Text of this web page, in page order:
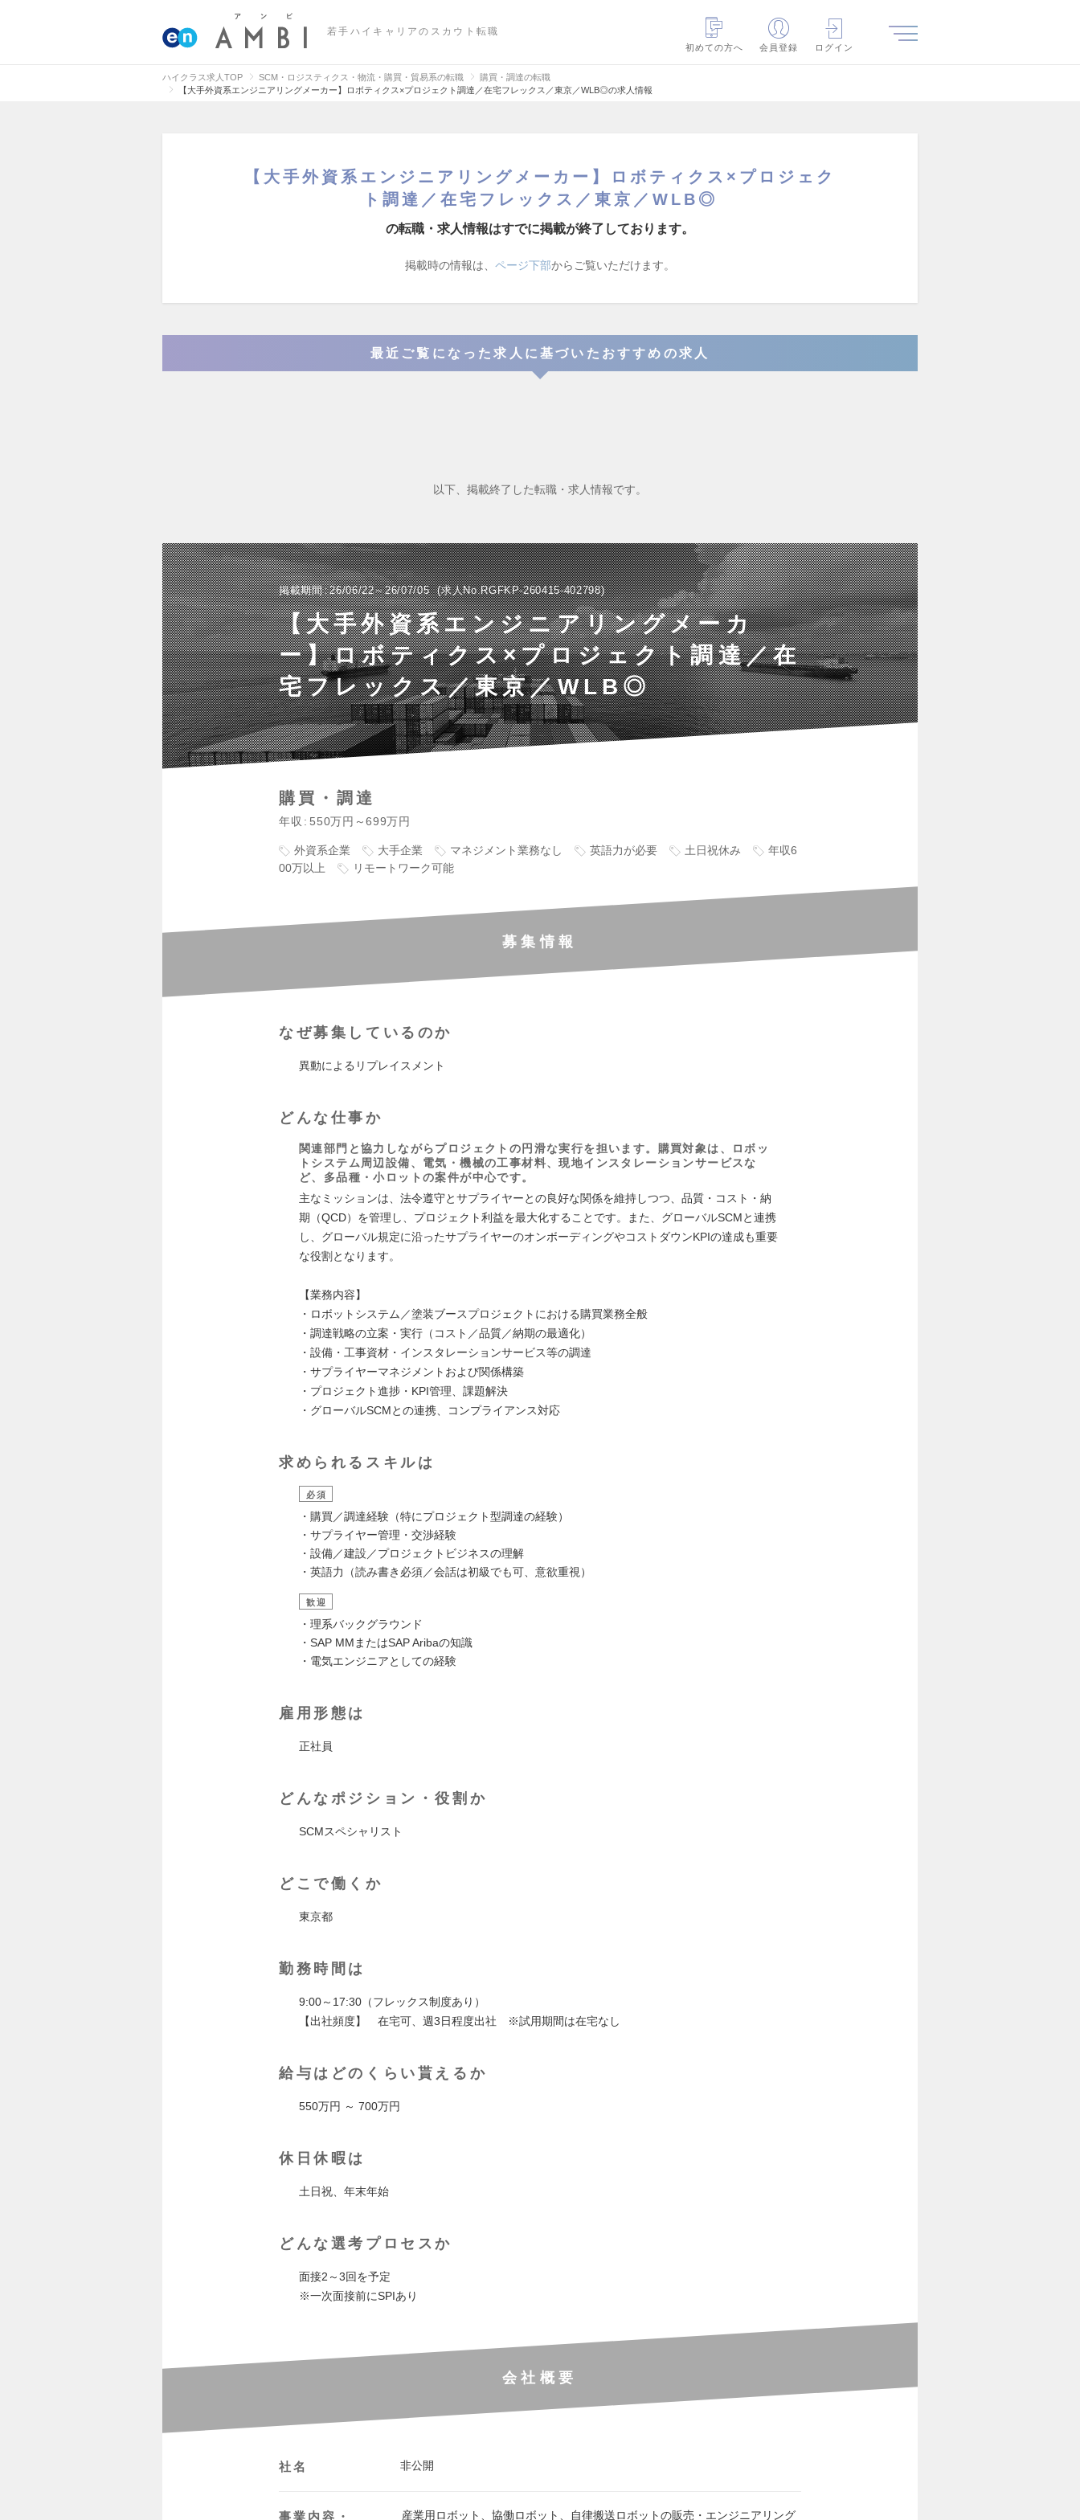
若手ハイキャリアのスカウト転職
初めての方へ
会員登録 ログイン
ハイクラス求人TOP SCM・ロジスティクス・物流・購買・貿易系の転職
購買・調達の転職
【大手外資系エンジニアリングメーカー】ロボティクス×プロジェクト調達／在宅フレックス／東京／WLB◎の求人情報
【大手外資系エンジニアリングメーカー】ロボティクス×プロジェク
ト調達／在宅フレックス／東京／WLB◎
の転職・求人情報はすでに掲載が終了しております。
掲載時の情報は、 ページ下部からご覧いただけます。
最近ご覧になった求人に基づいたおすすめの求人
以下、掲載終了した転職・求人情報です。
掲載期間 26/06/22～26/07/05 求人No.RGFKP-260415-402798
【大手外資系エンジニアリングメーカ
ー】ロボティクス×プロジェクト調達／在
宅フレックス／東京／WLB◎
購買・調達
年収 550万円～699万円
外資系企業 大手企業 マネジメント業務なし 英語力が必要 土日祝休み
年収6
00万以上
リモートワーク可能
募集情報
なぜ募集しているのか
異動によるリプレイスメント
どんな仕事か
関連部門と協力しながらプロジェクトの円滑な実行を担います。購買対象は、ロボッ
トシステム周辺設備、電気・機械の工事材料、現地インスタレーションサービスな
ど、多品種・小ロットの案件が中心です。
主なミッションは、法令遵守とサプライヤーとの良好な関係を維持しつつ、品質・コスト・納
期（QCD）を管理し、プロジェクト利益を最大化することです。また、グローバルSCMと連携
し、グローバル規定に沿ったサプライヤーのオンボーディングやコストダウンKPIの達成も重要
な役割となります。
【業務内容】
・ロボットシステム／塗装ブースプロジェクトにおける購買業務全般
・調達戦略の立案・実行（コスト／品質／納期の最適化）
・設備・工事資材・インスタレーションサービス等の調達
・サプライヤーマネジメントおよび関係構築
・プロジェクト進捗・KPI管理、課題解決
・グローバルSCMとの連携、コンプライアンス対応
求められるスキルは
必須
・購買／調達経験（特にプロジェクト型調達の経験）
・サプライヤー管理・交渉経験
・設備／建設／プロジェクトビジネスの理解
・英語力（読み書き必須／会話は初級でも可、意欲重視）
歓迎
・理系バックグラウンド
・SAP MMまたはSAP Aribaの知識
・電気エンジニアとしての経験
雇用形態は
正社員
どんなポジション・役割か
SCMスペシャリスト
どこで働くか
東京都
勤務時間は
9:00～17:30（フレックス制度あり）
【出社頻度】 在宅可、週3⽇程度出社 ※試⽤期間は在宅なし
給与はどのくらい貰えるか
550万円 ～ 700万円
休日休暇は
土日祝、年末年始
どんな選考プロセスか
面接2～3回を予定
※一次面接前にSPIあり
会社概要
社名 非公開
事業内容・ 産業用ロボット、協働ロボット、自律搬送ロボットの販売・エンジニアリング